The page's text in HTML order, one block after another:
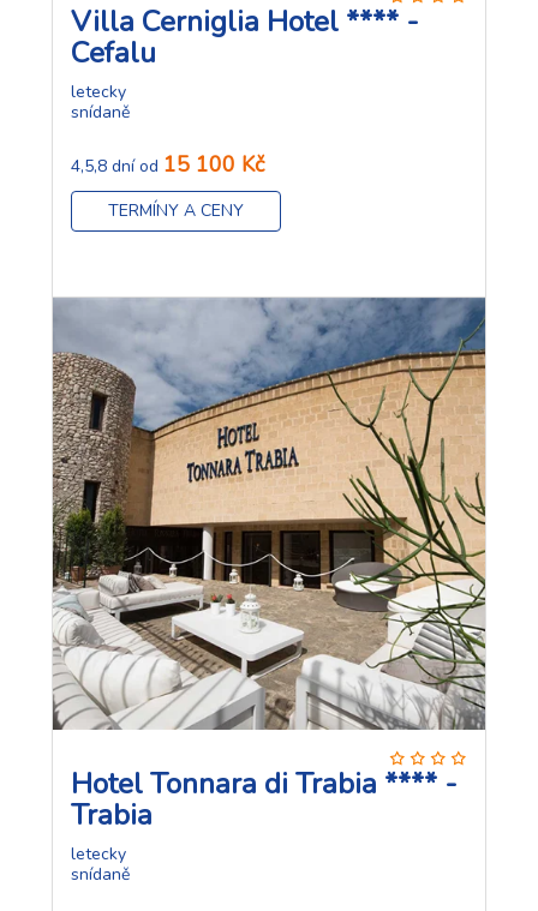
Villa Cerniglia Hotel **** -
Cefalu
letecky
snídaně
4,5,8 dní od 15 100 Kč
TERMÍNY A CENY
Hotel Tonnara di Trabia **** -
Trabia
letecky
snídaně